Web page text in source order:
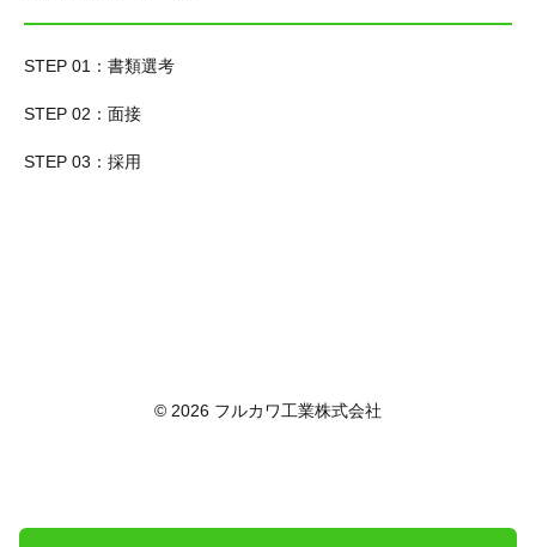
STEP 01：書類選考
STEP 02：面接
STEP 03：採用
© 2026 フルカワ工業株式会社